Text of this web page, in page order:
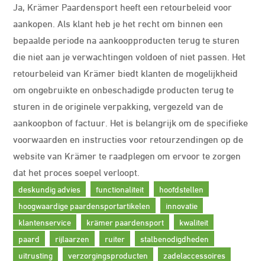
Ja, Krämer Paardensport heeft een retourbeleid voor
aankopen. Als klant heb je het recht om binnen een
bepaalde periode na aankoopproducten terug te sturen
die niet aan je verwachtingen voldoen of niet passen. Het
retourbeleid van Krämer biedt klanten de mogelijkheid
om ongebruikte en onbeschadigde producten terug te
sturen in de originele verpakking, vergezeld van de
aankoopbon of factuur. Het is belangrijk om de specifieke
voorwaarden en instructies voor retourzendingen op de
website van Krämer te raadplegen om ervoor te zorgen
dat het proces soepel verloopt.
deskundig advies functionaliteit
hoofdstellen
hoogwaardige paardensportartikelen
innovatie
klantenservice
krämer paardensport
kwaliteit
paard
rijlaarzen ruiter
stalbenodigdheden
uitrusting
verzorgingsproducten zadelaccessoires